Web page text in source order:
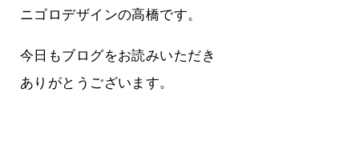
ニゴロデザインの高橋です。
今日もブログをお読みいただき
ありがとうございます。
ること
悲しい現実…実はそれなりにホームペ